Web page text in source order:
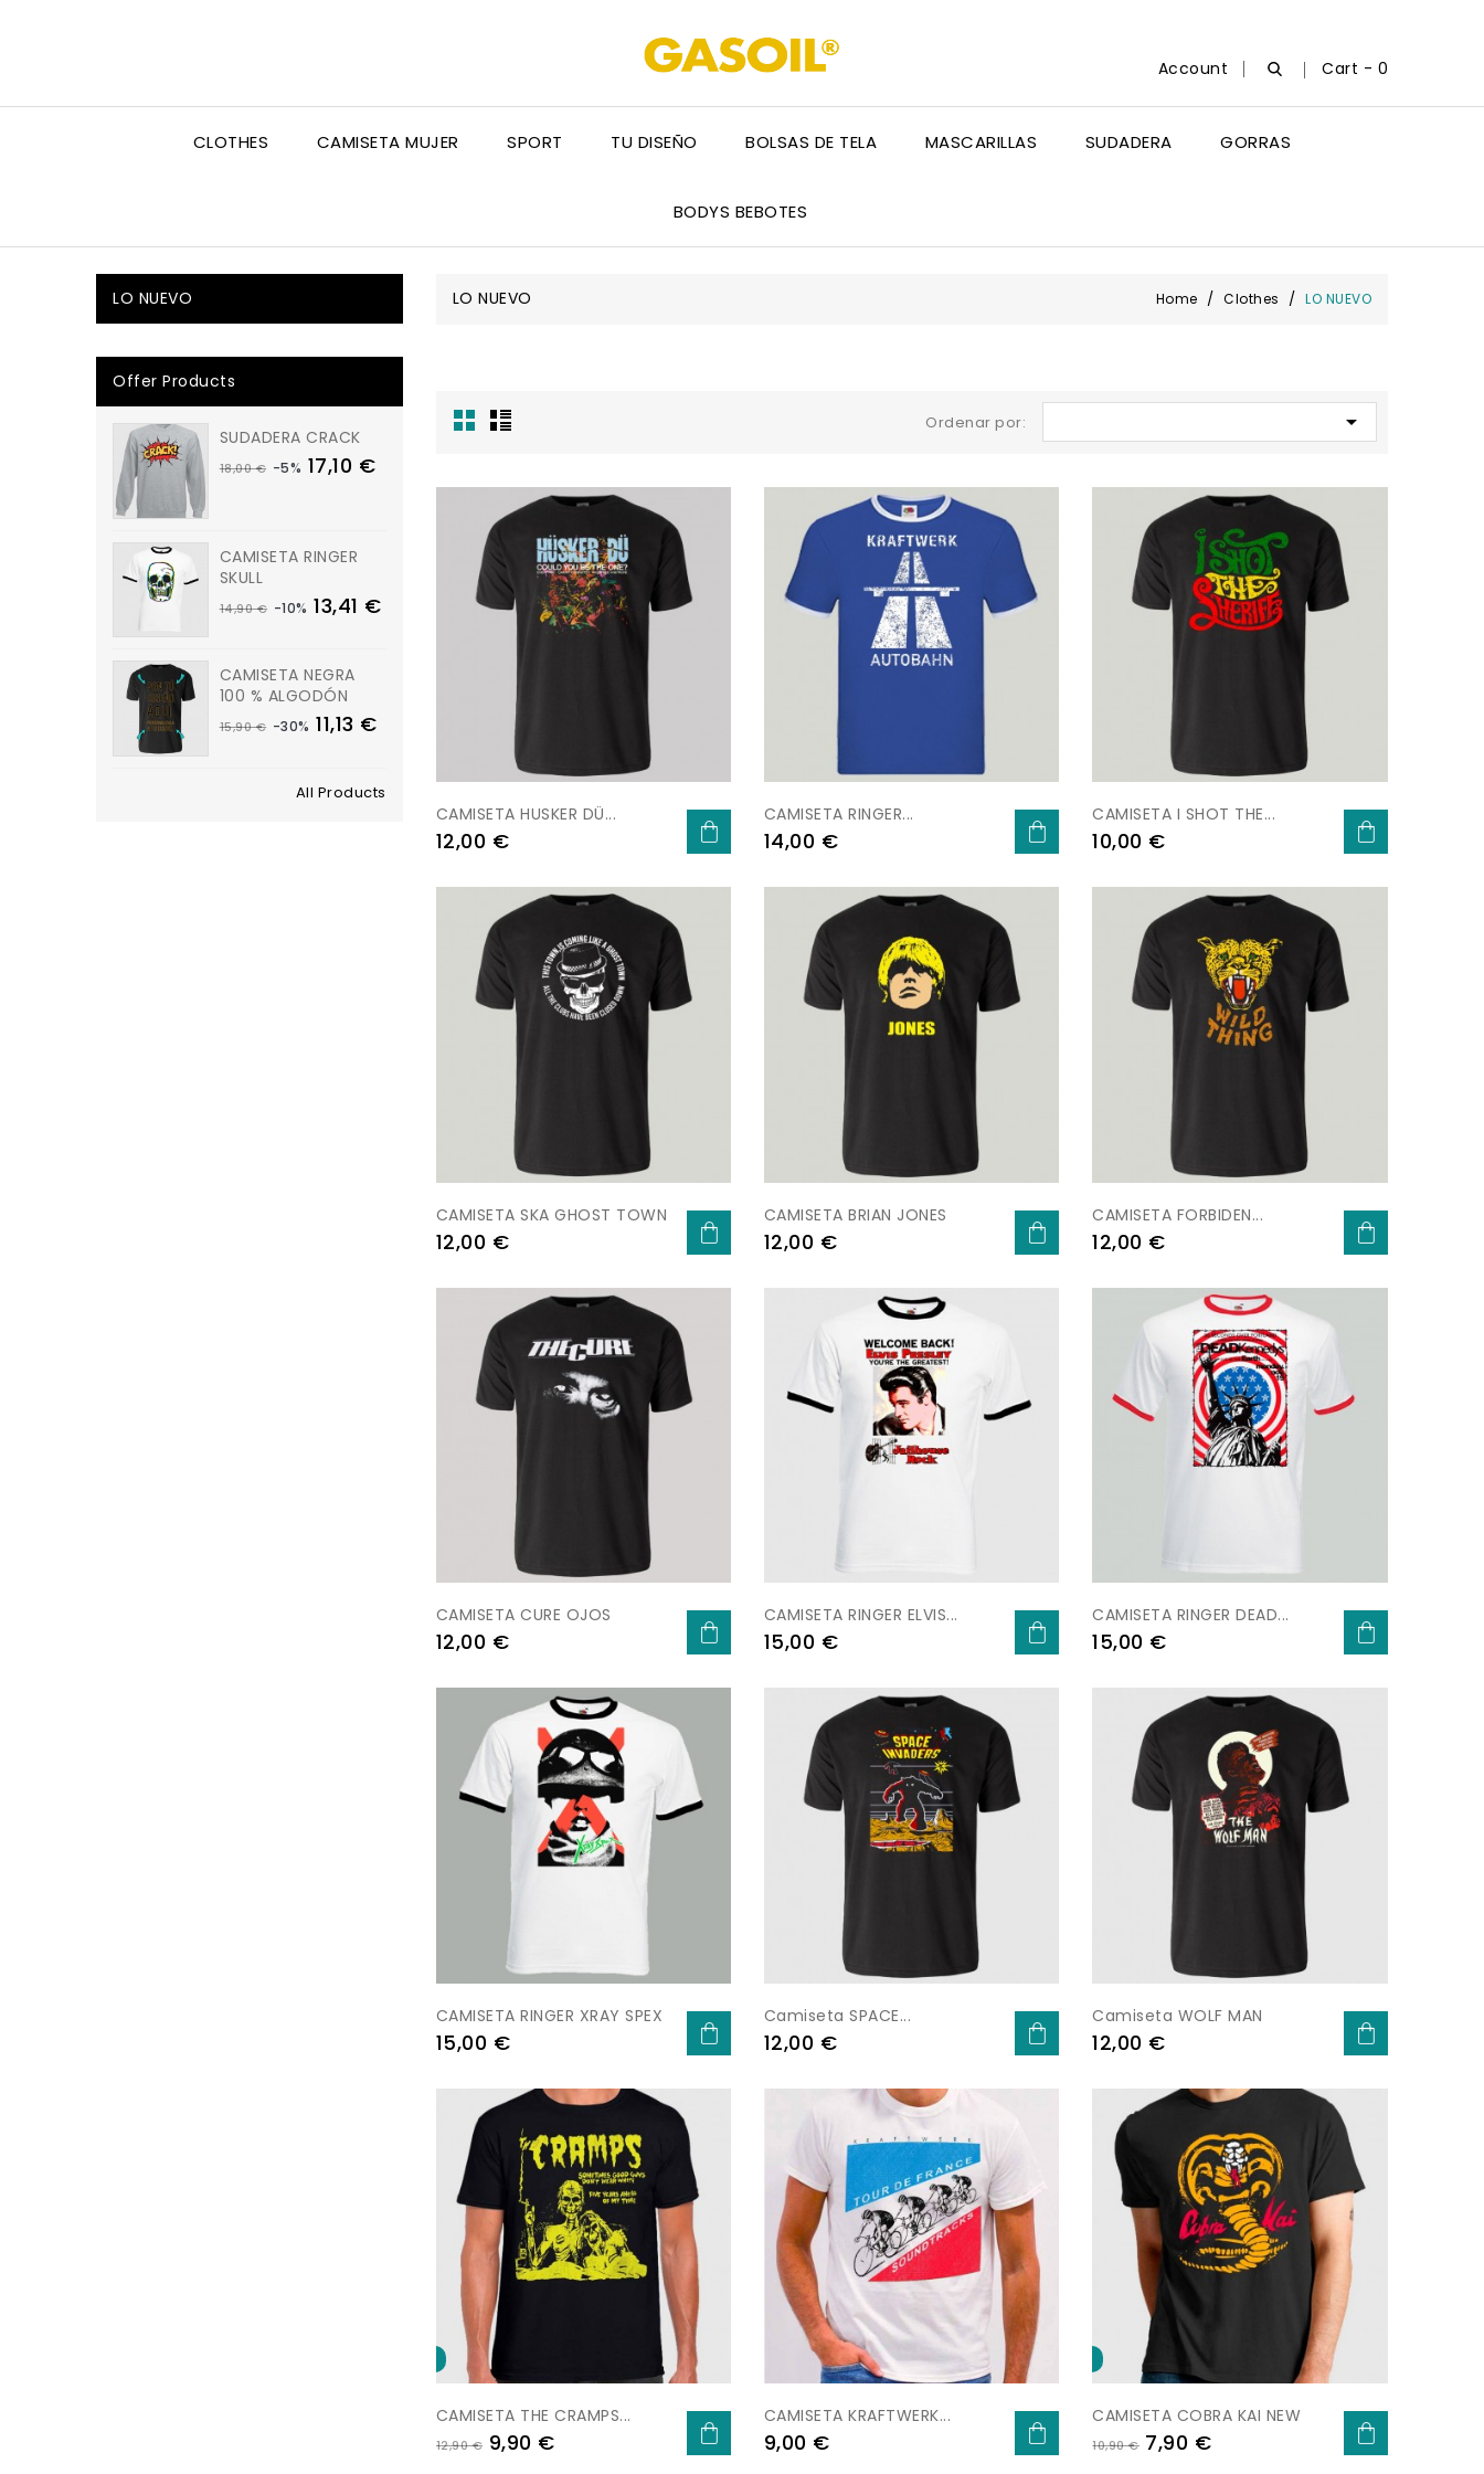
Cart - 0
Account
CLOTHES CAMISETA MUJER SPORT TU DISEÑO BOLSAS DE TELA MASCARILLAS SUDADERA GORRAS
BODYS BEBOTES
LO NUEVO
Offer Products
SUDADERA CRACK
18,00 € -5% 17,10 €
CAMISETA RINGER
SKULL
14,90 € -10% 13,41 €
CAMISETA NEGRA
100 % ALGODÓN
15,90 € -30% 11,13 €
All Products
LO NUEVO Home Clothes LO NUEVO
Ordenar por: 
CAMISETA HUSKER DÜ...
Prezo
12,00 €
CAMISETA RINGER...
Prezo
14,00 €
CAMISETA I SHOT THE...
Prezo
10,00 €
CAMISETA SKA GHOST TOWN
Prezo
12,00 €
CAMISETA BRIAN JONES
Prezo
12,00 €
CAMISETA FORBIDEN...
Prezo
12,00 €
CAMISETA CURE OJOS
Prezo
12,00 €
CAMISETA RINGER ELVIS...
Prezo
15,00 €
CAMISETA RINGER DEAD...
Prezo
15,00 €
CAMISETA RINGER XRAY SPEX
Prezo
15,00 €
Camiseta SPACE...
Prezo
12,00 €
Camiseta WOLF MAN
Prezo
12,00 €
CAMISETA THE CRAMPS...
Prezo
12,90 € Prezo
9,90 €
CAMISETA KRAFTWERK...
Prezo
9,00 €
CAMISETA COBRA KAI NEW
Prezo
10,90 € Prezo
7,90 €